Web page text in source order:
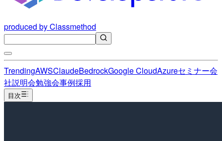
produced by Classmethod
TrendingAWSClaudeBedrockGoogle CloudAzureセミナー会
社説明会勉強会事例採用
目次